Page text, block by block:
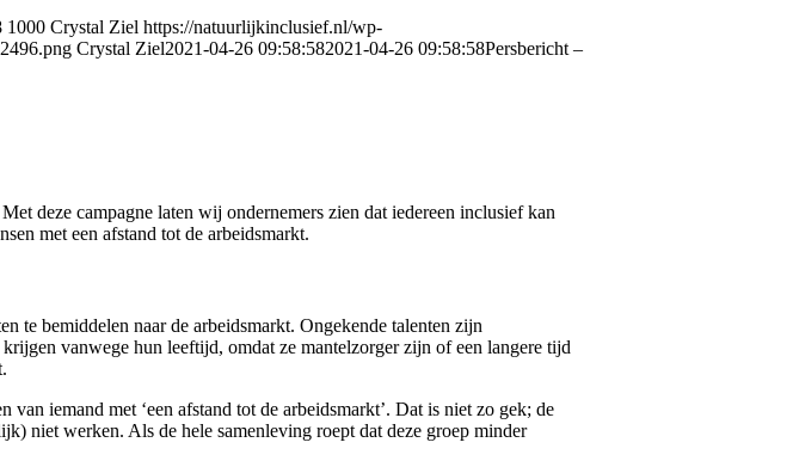
1000 Crystal Ziel https://natuurlijkinclusief.nl/wp-
Crystal Ziel2021-04-26 09:58:582021-04-26 09:58:58Persbericht –
deze campagne laten wij ondernemers zien dat iedereen inclusief kan
met een afstand tot de arbeidsmarkt.
te bemiddelen naar de arbeidsmarkt. Ongekende talenten zijn
vanwege hun leeftijd, omdat ze mantelzorger zijn of een langere tijd
iemand met ‘een afstand tot de arbeidsmarkt’. Dat is niet zo gek; de
niet werken. Als de hele samenleving roept dat deze groep minder